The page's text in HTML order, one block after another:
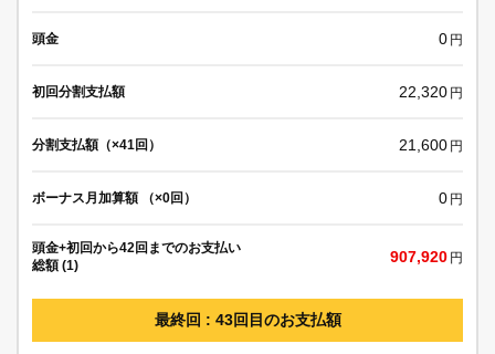
頭金 0 円
初回分割支払額 22,320 円
分割支払額（×41回） 21,600 円
ボーナス月加算額 （×0回） 0 円
頭金+初回から42回までのお支払い
総額 (1)
907,920 円
最終回 : 43回目のお支払額